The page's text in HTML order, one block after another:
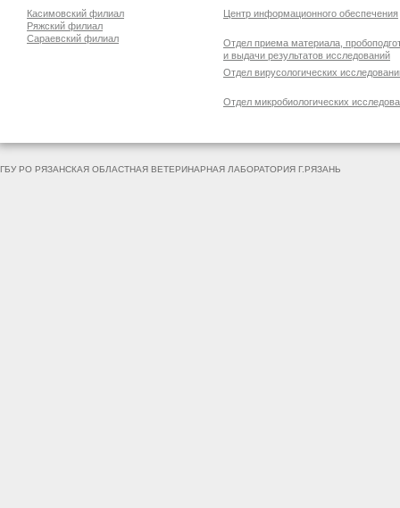
Касимовский филиал
Ряжский филиал
Сараевский филиал
Центр информационного обеспечения
Отдел приема материала,
и выдачи результатов исследований
Отдел вирусологических
Отдел микробиологических
ГБУ РО РЯЗАНСКАЯ ОБЛАСТНАЯ ВЕТЕРИНАРНАЯ ЛАБОРАТОРИЯ Г.РЯЗАНЬ